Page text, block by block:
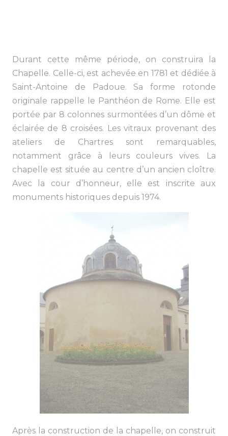
Durant cette même période, on construira la
Chapelle. Celle-ci, est achevée en 1781 et dédiée à
Saint-Antoine de Padoue. Sa forme rotonde
originale rappelle le Panthéon de Rome. Elle est
portée par 8 colonnes surmontées d’un dôme et
éclairée de 8 croisées. Les vitraux provenant des
ateliers de Chartres sont remarquables,
notamment grâce à leurs couleurs vives. La
chapelle est située au centre d’un ancien cloître.
Avec la cour d’honneur, elle est inscrite aux
monuments historiques depuis 1974.
Après la construction de la chapelle, on construit